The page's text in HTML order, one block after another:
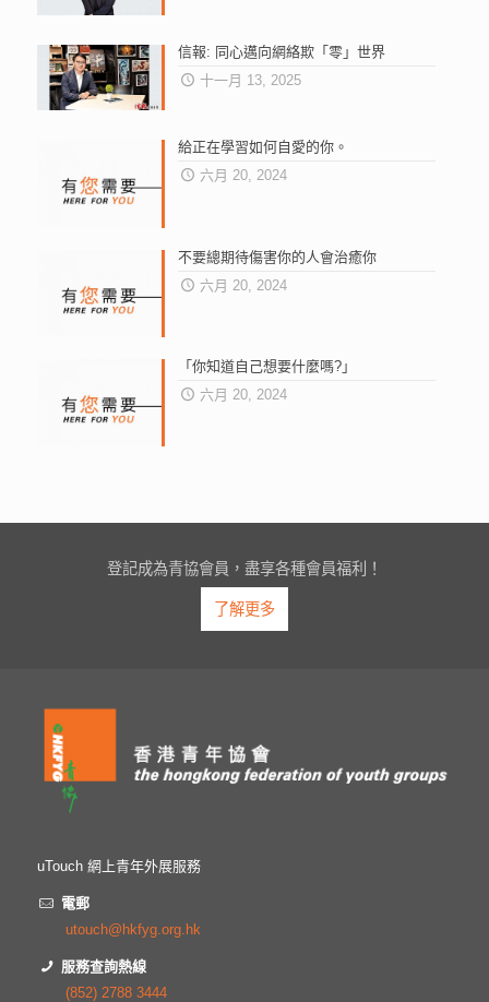
信報: 同心邁向網絡欺「零」世界
十一月 13, 2025
給正在學習如何自愛的你。
六月 20, 2024
不要總期待傷害你的人會治癒你
六月 20, 2024
「你知道自己想要什麼嗎?」
六月 20, 2024
登記成為青協會員，盡享各種會員福利！
了解更多
uTouch 網上青年外展服務
電郵
utouch@hkfyg.org.hk
服務查詢熱線
(852) 2788 3444